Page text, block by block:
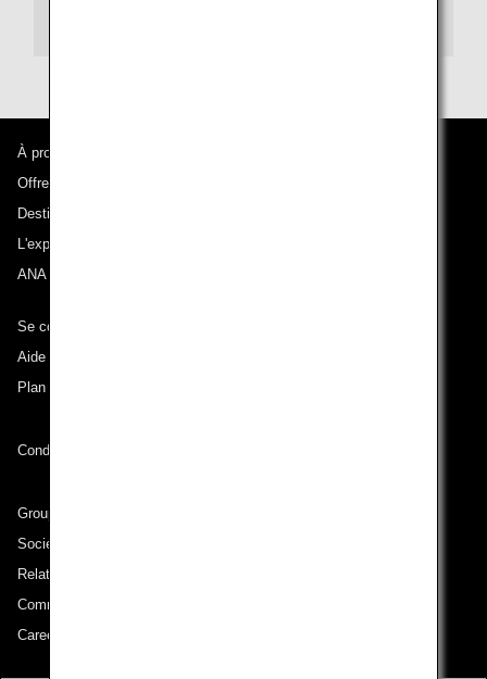
À propos d'ANA
Offres et annonces
Destinations desservies
L'expérience ANA
ANA Mileage Club
Se connecter à ANA
Aide technique (Accessibilité)
Plan du site
Conditions de transport
Groupe ANA
Sociétés du groupe
Relations avec les investisseurs
Communiqué de presse
Careers (English Only)